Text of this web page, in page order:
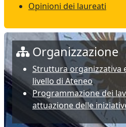
Opinioni dei laureati
Organizzazione
Struttura organizzativa
livello di Ateneo
Programmazione dei
attuazione delle